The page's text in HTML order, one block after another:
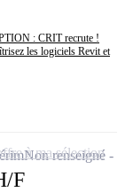
: CRIT recrute !
les logiciels Revit et
F
Non renseigné
à ma sélection